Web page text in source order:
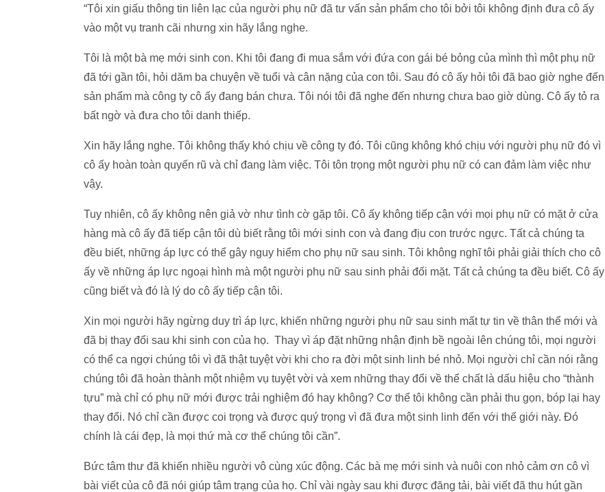
“Tôi xin giấu thông tin liên lạc của người phụ nữ đã tư vấn sản phẩm cho tôi bởi tôi không định đưa cô ấy
vào một vụ tranh cãi nhưng xin hãy lắng nghe.
Tôi là một bà mẹ mới sinh con. Khi tôi đang đi mua sắm với đứa con gái bé bỏng của mình thì một phụ nữ
đã tới gần tôi, hỏi dăm ba chuyện về tuổi và cân nặng của con tôi. Sau đó cô ấy hỏi tôi đã bao giờ nghe đến
sản phẩm mà công ty cô ấy đang bán chưa. Tôi nói tôi đã nghe đến nhưng chưa bao giờ dùng. Cô ấy tỏ ra
bất ngờ và đưa cho tôi danh thiếp.
Xin hãy lắng nghe. Tôi không thấy khó chịu về công ty đó. Tôi cũng không khó chịu với người phụ nữ đó vì
cô ấy hoàn toàn quyến rũ và chỉ đang làm việc. Tôi tôn trọng một người phụ nữ có can đảm làm việc như
vậy.
Tuy nhiên, cô ấy không nên giả vờ như tình cờ gặp tôi. Cô ấy không tiếp cận với mọi phụ nữ có mặt ở cửa
hàng mà cô ấy đã tiếp cận tôi dù biết rằng tôi mới sinh con và đang địu con trước ngực. Tất cả chúng ta
đều biết, những áp lực có thể gây nguy hiểm cho phụ nữ sau sinh. Tôi không nghĩ tôi phải giải thích cho cô
ấy về những áp lực ngoại hình mà một người phụ nữ sau sinh phải đối mặt. Tất cả chúng ta đều biết. Cô ấy
cũng biết và đó là lý do cô ấy tiếp cận tôi.
Xin mọi người hãy ngừng duy trì áp lực, khiến những người phụ nữ sau sinh mất tự tin về thân thể mới và
đã bị thay đổi sau khi sinh con của họ. Thay vì áp đặt những nhận định bề ngoài lên chúng tôi, mọi người
có thể ca ngợi chúng tôi vì đã thật tuyệt vời khi cho ra đời một sinh linh bé nhỏ. Mọi người chỉ cần nói rằng
chúng tôi đã hoàn thành một nhiệm vụ tuyệt vời và xem những thay đổi về thể chất là dấu hiệu cho “thành
tựu” mà chỉ có phụ nữ mới được trải nghiệm đó hay không? Cơ thể tôi không cần phải thu gọn, bóp lại hay
thay đổi. Nó chỉ cần được coi trọng và được quý trọng vì đã đưa một sinh linh đến với thế giới này. Đó
chính là cái đẹp, là mọi thứ mà cơ thể chúng tôi cần”.
Bức tâm thư đã khiến nhiều người vô cùng xúc động. Các bà mẹ mới sinh và nuôi con nhỏ cảm ơn cô vì
bài viết của cô đã nói giúp tâm trạng của họ. Chỉ vài ngày sau khi được đăng tải, bài viết đã thu hút gần